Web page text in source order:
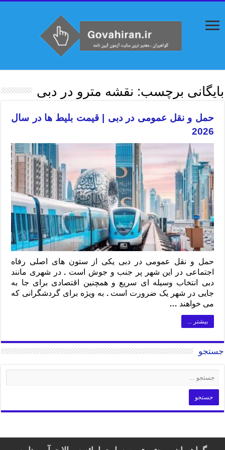
بایگانی برچسب: نقشه مترو در دبی
حمل و نقل عمومی در دبی | قیمت بلیط ها در سال
2026
حمل و نقل عمومی در دبی یکی از ستون های اصلی رفاه
اجتماعی در این شهر پر جنب و جوش است . در شهری مانند
دبی انتخاب وسیله ای سریع و همچنین اقتصادی برای جا به
جایی در شهر یک ضرورت است . به ویژه برای گردشگرانی که
می خواهند …
بیشتر ...
جستجو